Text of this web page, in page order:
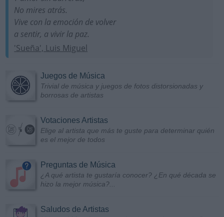
No mires atrás.
Vive con la emoción de volver
a sentir, a vivir la paz.
'Sueña', Luis Miguel
Juegos de Música
Trivial de música y juegos de fotos distorsionadas y
borrosas de artistas
Votaciones Artistas
Elige al artista que más te guste para determinar quién
es el mejor de todos
Preguntas de Música
¿A qué artista te gustaría conocer? ¿En qué década se
hizo la mejor música?...
Saludos de Artistas